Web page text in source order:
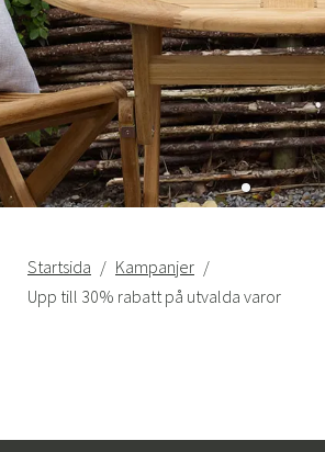
Startsida
Kampanjer
Upp till 30% rabatt på utvalda varor